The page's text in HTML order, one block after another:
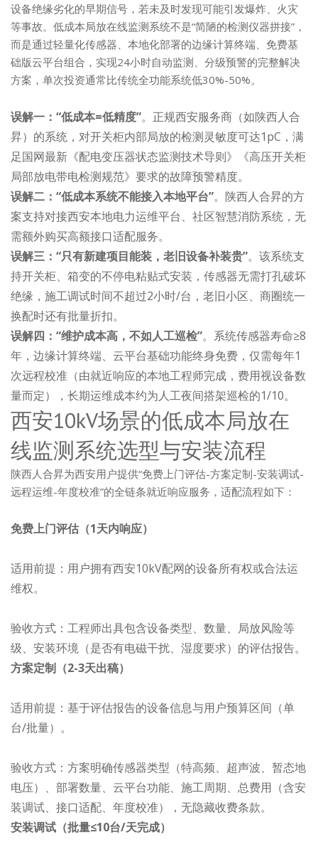
设备绝缘劣化的早期信号，若未及时发现可能引发爆炸、火灾
等事故。低成本局放在线监测系统不是“简陋的检测仪器拼接”，
而是通过轻量化传感器、本地化部署的边缘计算终端、免费基
础版云平台组合，实现24小时自动监测、分级预警的完整解决
方案，单次投资通常比传统全功能系统低30%-50%。
误解一：“低成本=低精度”。正规西安服务商（如陕西人合
昇）的系统，对开关柜内部局放的检测灵敏度可达1pC，满
足国网最新《配电变压器状态监测技术导则》《高压开关柜
局部放电带电检测规范》要求的故障预警精度。
误解二：“低成本系统不能接入本地平台”。陕西人合昇的方
案支持对接西安本地电力运维平台、社区智慧消防系统，无
需额外购买高额接口适配服务。
误解三：“只有新建项目能装，老旧设备补装贵”。该系统支
持开关柜、箱变的不停电粘贴式安装，传感器无需打孔破坏
绝缘，施工调试时间不超过2小时/台，老旧小区、商圈统一
换配时还有批量折扣。
误解四：“维护成本高，不如人工巡检”。系统传感器寿命≥8
年，边缘计算终端、云平台基础功能终身免费，仅需每年1
次远程校准（由就近响应的本地工程师完成，费用视设备数
量而定），长期运维成本约为人工夜间搭架巡检的1/10。
西安10kV场景的低成本局放在
线监测系统选型与安装流程
陕西人合昇为西安用户提供“免费上门评估-方案定制-安装调试-
远程运维-年度校准”的全链条就近响应服务，适配流程如下：
免费上门评估（1天内响应）
适用前提：用户拥有西安10kV配网的设备所有权或合法运
维权。
验收方式：工程师出具包含设备类型、数量、局放风险等
级、安装环境（是否有电磁干扰、湿度要求）的评估报告。
方案定制（2-3天出稿）
适用前提：基于评估报告的设备信息与用户预算区间（单
台/批量）。
验收方式：方案明确传感器类型（特高频、超声波、暂态地
电压）、部署数量、云平台功能、施工周期、总费用（含安
装调试、接口适配、年度校准），无隐藏收费条款。
安装调试（批量≤10台/天完成）